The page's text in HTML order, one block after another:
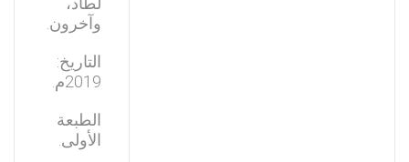
وآخرون.
التاريخ:
2019م.
الطبعة
الأولى.